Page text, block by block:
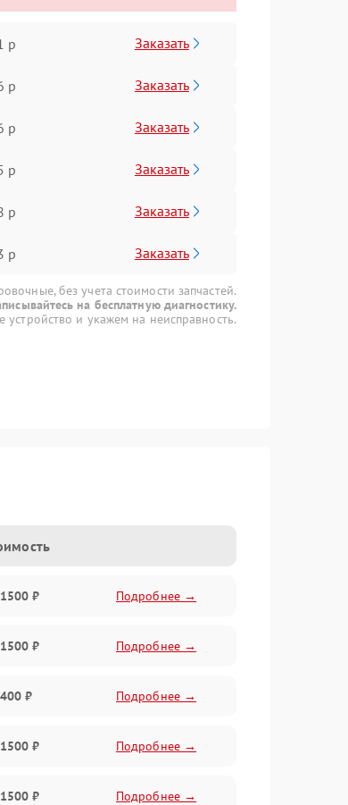
р Заказать
р Заказать
р Заказать
р Заказать
р Заказать
р Заказать
без учета стоимости запчастей.
на бесплатную диагностику.
и укажем на неисправность.
1500 ₽ Подробнее →
1500 ₽ Подробнее →
400 ₽ Подробнее →
1500 ₽ Подробнее →
1500 ₽ Подробнее →